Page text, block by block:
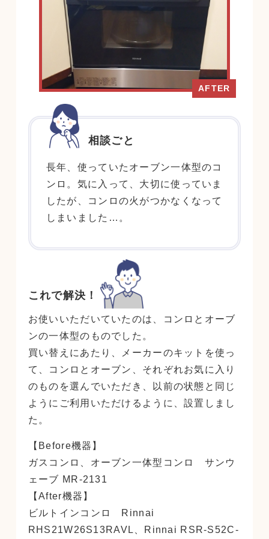
相談ごと
長年、使っていたオーブン一体型のコ
ンロ。気に入って、大切に使っていま
したが、コンロの火がつかなくなって
しまいました…。
これで解決！
お使いいただいていたのは、コンロとオーブ
ンの一体型のものでした。
買い替えにあたり、メーカーのキットを使っ
て、コンロとオーブン、それぞれお気に入り
のものを選んでいただき、以前の状態と同じ
ようにご利用いただけるように、設置しまし
た。
【Before機器】
ガスコンロ、オーブン一体型コンロ サンウ
ェーブ MR-2131
【After機器】
ビルトインコンロ Rinnai
RHS21W26S13RAVL、Rinnai RSR-S52C-